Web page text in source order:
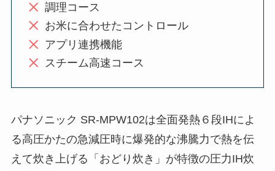
調理コース
お米に合わせたコントロール
アプリ連携機能
スチーム高速コース
パナソニック SR-MPW102は全面発熱６段IHによ
る高圧かたの急減圧時に爆発的な沸騰力で熱を伝
えて炊き上げる「おどり炊き」が特徴の圧力IH炊